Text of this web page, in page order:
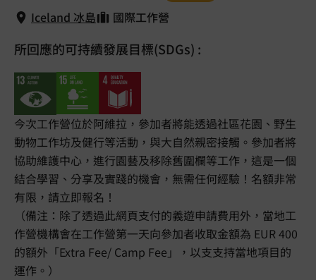
Iceland 冰島 國際工作營
所回應的可持續發展目標(SDGs) :
今次工作營位於阿維拉，參加者將能透過社區花園、野生
動物工作坊及健行等活動，與大自然親密接觸。參加者將
協助維護中心，進行園藝及移除舊圍欄等工作，這是一個
結合學習、分享及實踐的機會，無需任何經驗！名額非常
有限，請立即報名！
（備注：除了透過此網頁支付的義遊申請費用外，當地工
作營機構會在工作營第一天向參加者收取金額為 EUR 400
的額外「Extra Fee/ Camp Fee」，以支支持當地項目的
運作。）
Iceland 冰島